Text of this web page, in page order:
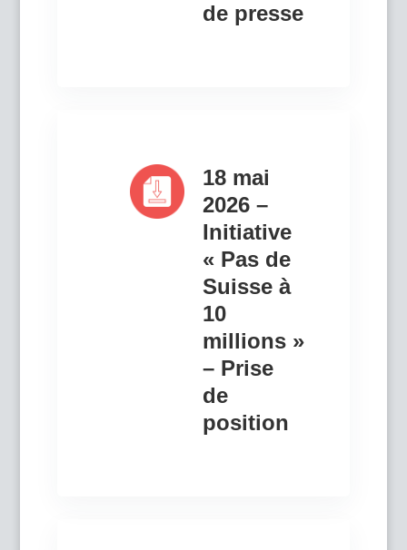
de presse
18 mai
2026 –
Initiative
« Pas de
Suisse à
10
millions »
– Prise
de
position